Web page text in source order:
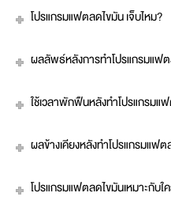
โปรแกรมแฟตลดไขมัน เจ็บไหม?
ใช้เวลาพักฟื้นหลังทำโปรแกรมแ
ผลข้างเคียงหลังทำโปรแกรมแฟต
โปรแกรมแฟตลดไขมันเหมาะกับใค